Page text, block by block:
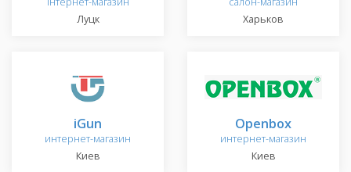
Луцк
Харьков
iGun
интернет-магазин
Киев
Openbox
интернет-магазин
Киев